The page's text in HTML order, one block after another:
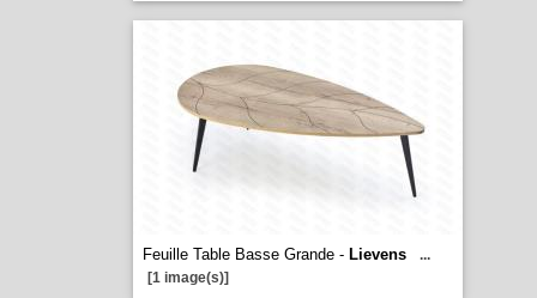
Feuille Table Basse Grande - Lievens
...
[1 image(s)]